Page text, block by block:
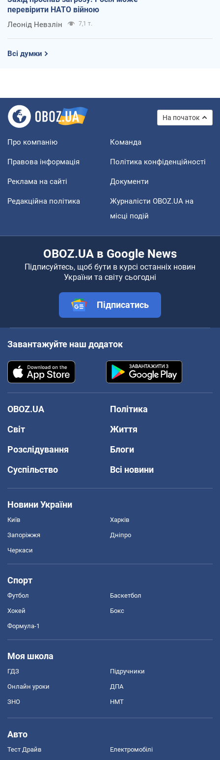
перевірити НАТО війною
Леонід Невзлін 7,1 т.
Всі думки
На початок
Про компанію Команда
Правова інформація Політика конфіденційності
Реклама на сайті Документи
Редакційна політика
Журналісти OBOZ.UA на
місці подій
OBOZ.UA в Google News
Підписуйтесь, щоб бути в курсі останніх новин
України та світу сьогодні
Підписатись
Завантажуйте наш додаток
OBOZ.UA
Політика
Світ
Життя
Розслідування
Блоги
Суспільство
Всі новини
Новини України
Київ Харків
Запоріжжя Дніпро
Черкаси
Спорт
Футбол Баскетбол
Хокей Бокс
Формула-1
Моя школа
ГДЗ Підручники
Онлайн уроки ДПА
ЗНО НМТ
Авто
Тест Драйв Електромобілі